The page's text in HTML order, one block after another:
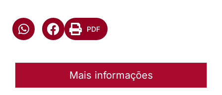
PDF
Mais informações